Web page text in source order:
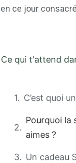
en ce jour consacré
Ce qui t'attend
C’est quoi
Pourquoi la
aimes ?
Un cadeau